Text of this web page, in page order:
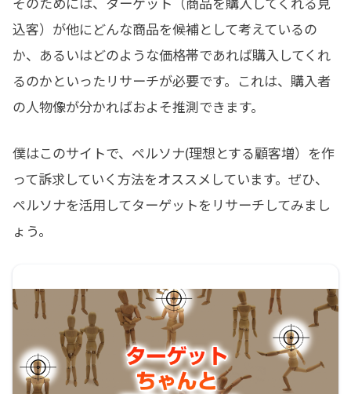
そのためには、ターゲット（商品を購入してくれる見
込客）が他にどんな商品を候補として考えているの
か、あるいはどのような価格帯であれば購入してくれ
るのかといったリサーチが必要です。これは、購入者
の人物像が分かればおよそ推測できます。
僕はこのサイトで、ペルソナ(理想とする顧客増）を作
って訴求していく方法をオススメしています。ぜひ、
ペルソナを活用してターゲットをリサーチしてみまし
ょう。